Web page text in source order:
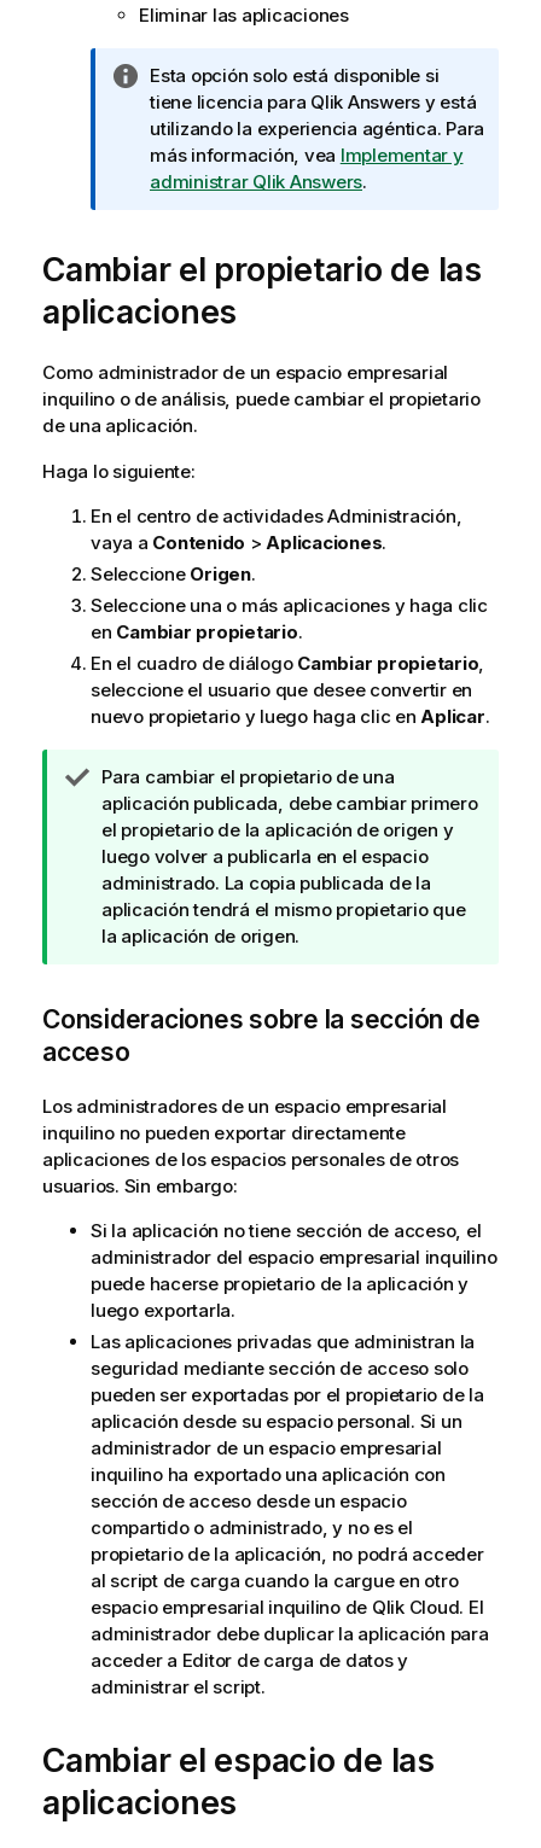
Eliminar las aplicaciones
N
o
t
a
i
o
r
m
t
i
v
Esta opción solo está disponible si
tiene licencia para Qlik Answers y está
utilizando la experiencia agéntica. Para
más información, vea Implementar y
administrar Qlik Answers.
Cambiar el propietario de las
aplicaciones
Como administrador de un espacio empresarial
inquilino o de análisis, puede cambiar el propietario
de una aplicación.
Haga lo siguiente:
En el centro de actividadesAdministración,
vaya a Contenido >Aplicaciones.
Seleccione Origen.
Seleccione una o más aplicaciones y haga clic
en Cambiar propietario.
En el cuadro de diálogo Cambiar propietario,
seleccione el usuario que desee convertir en
nuevo propietario y luego haga clic enAplicar.
N
o
t
a
d
e
s
e
r
i
Para cambiar el propietario de una
aplicación publicada, debe cambiar primero
el propietario de la aplicación de origen y
luego volver a publicarla en el espacio
administrado. La copia publicada de la
aplicación tendrá el mismo propietario que
la aplicación de origen.
Consideraciones sobre la sección de
acceso
Los administradores de un espacio empresarial
inquilino no pueden exportar directamente
aplicaciones de los espacios personales de otros
usuarios. Sin embargo:
Si la aplicación no tiene sección de acceso, el
administrador del espacio empresarial inquilino
puede hacerse propietario de la aplicación y
luego exportarla.
Las aplicaciones privadas que administran la
seguridad mediante sección de acceso solo
pueden ser exportadas por el propietario de la
aplicación desde su espacio personal. Si un
administrador de un espacio empresarial
inquilino ha exportado una aplicación con
sección de acceso desde un espacio
compartido o administrado, y no es el
propietario de la aplicación, no podrá acceder
al script de carga cuando la cargue en otro
espacio empresarial inquilino de Qlik Cloud. El
administrador debe duplicar la aplicación para
acceder a Editor de carga de datosy
administrar el script.
Cambiar el espacio de las
aplicaciones